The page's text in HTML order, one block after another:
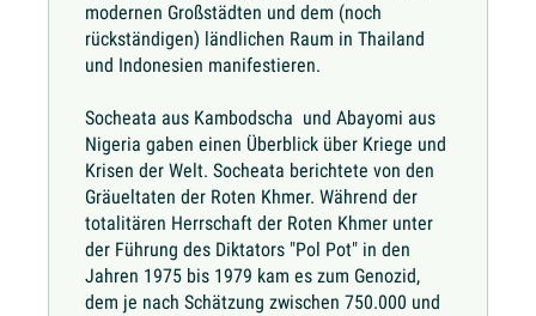
modernen Großstädten und dem (noch
rückständigen) ländlichen Raum in Thailand
und Indonesien manifestieren.
Socheata aus Kambodscha und Abayomi aus
Nigeria gaben einen Überblick über Kriege und
Krisen der Welt. Socheata berichtete von den
Gräueltaten der Roten Khmer. Während der
totalitären Herrschaft der Roten Khmer unter
der Führung des Diktators "Pol Pot" in den
Jahren 1975 bis 1979 kam es zum Genozid,
dem je nach Schätzung zwischen 750.000 und